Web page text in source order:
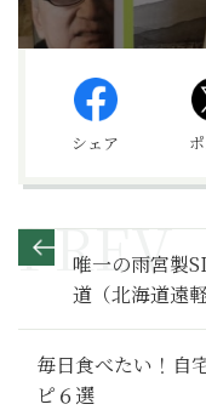
シェア
唯一の雨宮製
道（北海道遠
４】
毎日食べたい！自
ピ６選